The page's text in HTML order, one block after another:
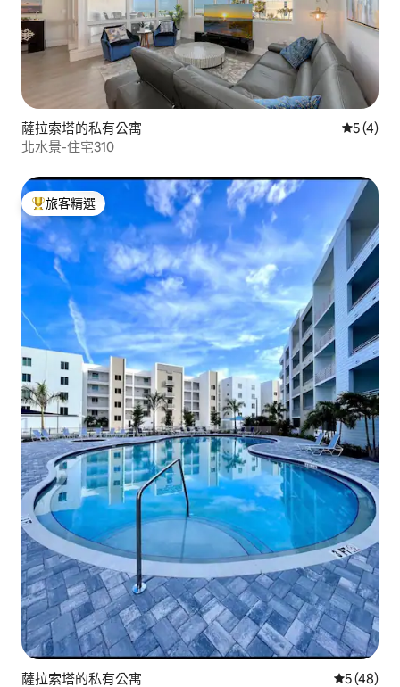
薩拉索塔的私有公寓 從 4 則評
5 (4)
北水景-住宅310
旅客精選榜首
旅客精選
薩拉索塔的私有公寓 從 48 則評
5 (48)